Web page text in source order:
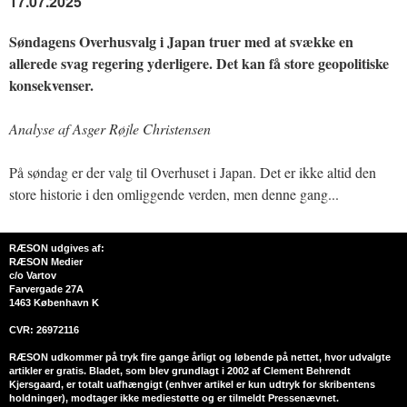
Søndagens Overhusvalg i Japan truer med at svække en
allerede svag regering yderligere. Det kan få store geopolitiske
konsekvenser.
Analyse af Asger Røjle Christensen
På søndag er der valg til Overhuset i Japan. Det er ikke altid den
store historie i den omliggende verden, men denne gang...
RÆSON udgives af:
RÆSON Medier
c/o Vartov
Farvergade 27A
1463 København K
CVR: 26972116
RÆSON udkommer på tryk fire gange årligt og løbende på nettet, hvor udvalgte
artikler er gratis. Bladet, som blev grundlagt i 2002 af Clement Behrendt
Kjersgaard, er totalt uafhængigt (enhver artikel er kun udtryk for skribentens
holdninger), modtager ikke mediestøtte og er tilmeldt Pressenævnet.